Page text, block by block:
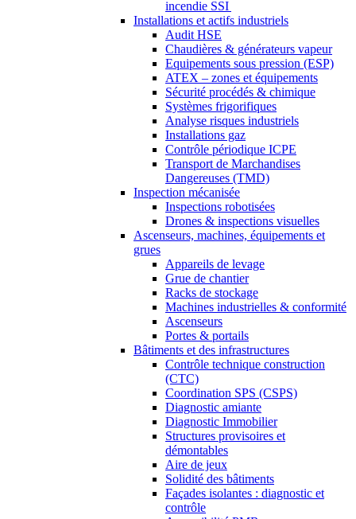
incendie SSI
Installations et actifs industriels
Audit HSE
Chaudières & générateurs vapeur
Equipements sous pression (ESP)
ATEX – zones et équipements
Sécurité procédés & chimique
Systèmes frigorifiques
Analyse risques industriels
Installations gaz
Contrôle périodique ICPE
Transport de Marchandises
Dangereuses (TMD)
Inspection mécanisée
Inspections robotisées
Drones & inspections visuelles
Ascenseurs, machines, équipements et
grues
Appareils de levage
Grue de chantier
Racks de stockage
Machines industrielles & conformité
Ascenseurs
Portes & portails
Bâtiments et des infrastructures
Contrôle technique construction
(CTC)
Coordination SPS (CSPS)
Diagnostic amiante
Diagnostic Immobilier
Structures provisoires et
démontables
Aire de jeux
Solidité des bâtiments
Façades isolantes : diagnostic et
contrôle